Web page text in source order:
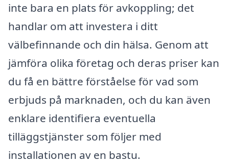
inte bara en plats för avkoppling; det
handlar om att investera i ditt
välbefinnande och din hälsa. Genom att
jämföra olika företag och deras priser kan
du få en bättre förståelse för vad som
erbjuds på marknaden, och du kan även
enklare identifiera eventuella
tilläggstjänster som följer med
installationen av en bastu.